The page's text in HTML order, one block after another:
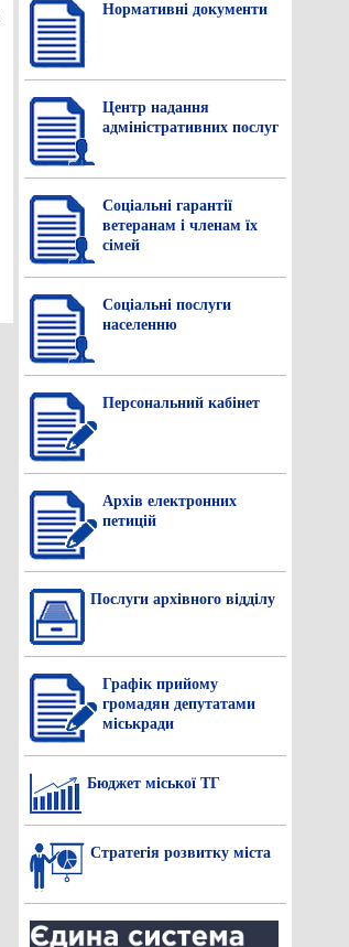
Нормативнi документи
Центр надання
адміністративних послуг
Соціальні гарантії
ветеранам і членам їх
сімей
Соціальні послуги
населенню
Персональний кабінет
Архів електронних
петицій
Послуги архівного відділу
Графік прийому
громадян депутатами
міськради
Бюджет міської ТГ
Стратегія розвитку міста